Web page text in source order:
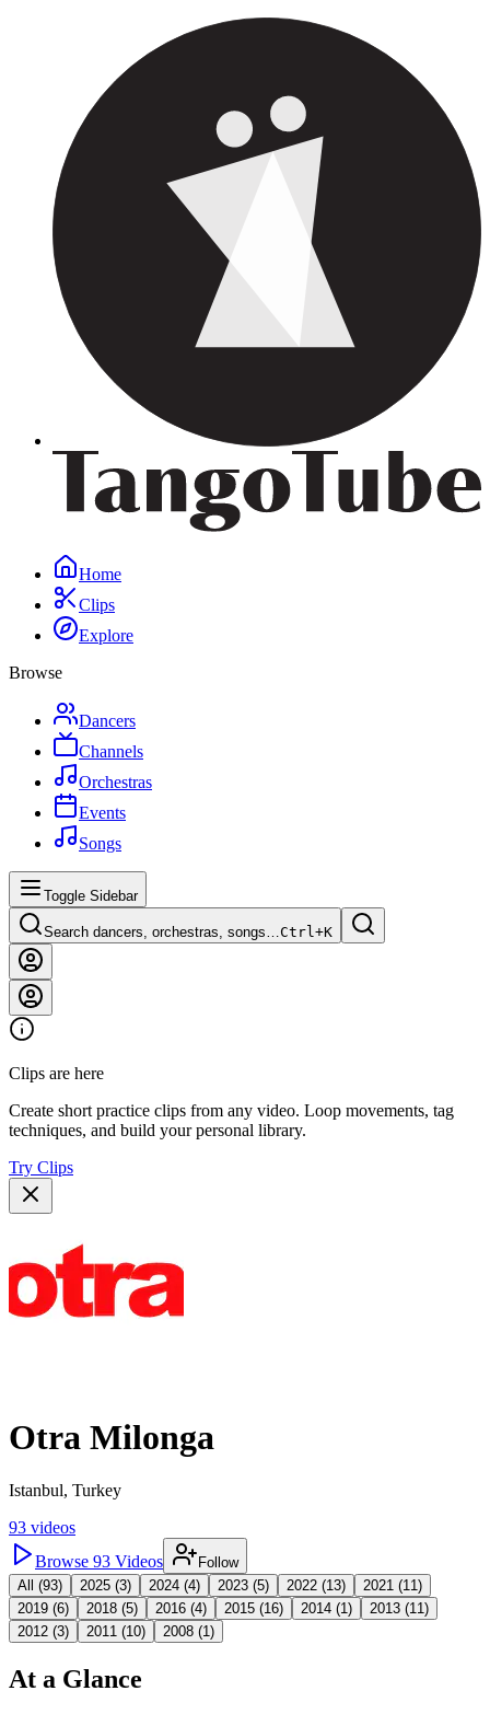
Home
Clips
Explore
Browse
Dancers
Channels
Orchestras
Events
Songs
Toggle Sidebar
Search dancers, orchestras, songs…Ctrl+K
Clips are here
Create short practice clips from any video. Loop movements, tag
techniques, and build your personal library.
Try Clips
Otra Milonga
Istanbul, Turkey
93 videos
Browse 93 Videos
Follow
All (93) 2025 (3) 2024 (4) 2023 (5) 2022 (13) 2021 (11)
2019 (6) 2018 (5) 2016 (4) 2015 (16) 2014 (1) 2013 (11)
2012 (3) 2011 (10) 2008 (1)
At a Glance